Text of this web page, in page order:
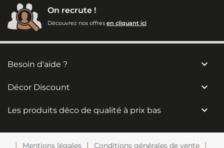
On recrute !
Découvrez nos offres en cliquant ici
Besoin d'aide ? 
Décor Discount 
Les produits déco de qualité à prix bas 
Mentions légales Conditions générales de vente